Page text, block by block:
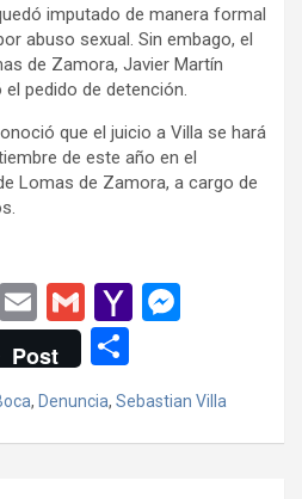
imputado de manera formal
abuso sexual. Sin embago, el
de Zamora, Javier Martín
pedido de detención.
que el juicio a Villa se hará
de este año en el
Lomas de Zamora, a cargo de
T
E
m
ail
G
m
ail
Y
o
o
n
g
Post
o
m
, Denuncia, Sebastian Villa